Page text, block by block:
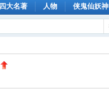
四大名著 人物 侠鬼仙妖神